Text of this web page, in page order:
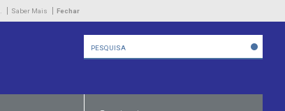
Saber Mais Fechar
Produtos
Novidades